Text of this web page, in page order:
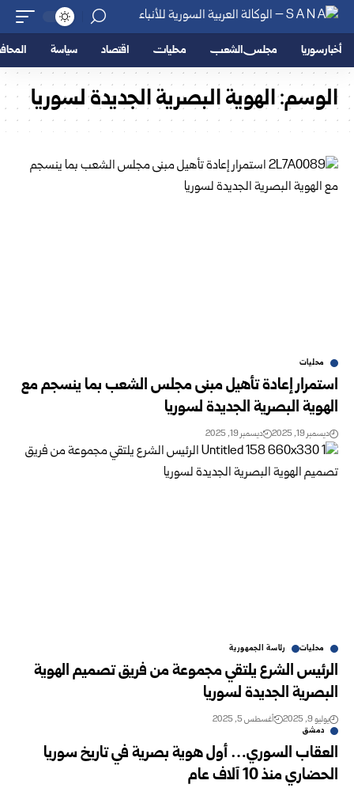
أخبار سوريا مجلس الشعب محليات اقتصاد سياسة
الوسم:الهوية البصرية الجديدة لسوريا
محليات
استمرار إعادة تأهيل مبنى مجلس الشعب بما ينسجم مع
الهوية البصرية الجديدة لسوريا
ديسمبر 19, 2025 ديسمبر 19, 2025
محليات رئاسة الجمهورية
الرئيس الشرع يلتقي مجموعة من فريق تصميم الهوية
البصرية الجديدة لسوريا
يوليو 9, 2025 أغسطس 5, 2025
دمشق
العقاب السوري… أول هوية بصرية في تاريخ سوريا
الحضاري منذ 10 آلاف عام